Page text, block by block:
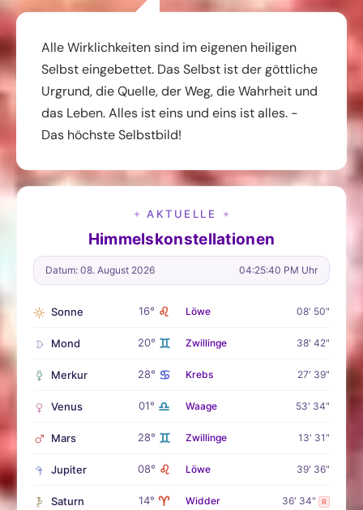
Alle Wirklichkeiten sind im eigenen heiligen
Selbst eingebettet. Das Selbst ist der göttliche
Urgrund, die Quelle, der Weg, die Wahrheit und
das Leben. Alles ist eins und eins ist alles. -
Das höchste Selbstbild!
✦ AKTUELLE ✦
Himmelskonstellationen
Datum: 08. August 2026 04:25:41 PM Uhr
Sonne 16° ♌ Löwe 08' 50"
Mond 20° ♊ Zwillinge 38' 42"
Merkur 28° ♋ Krebs 27' 39"
Venus 01° ♎ Waage 53' 34"
Mars 28° ♊ Zwillinge 13' 31"
Jupiter 08° ♌ Löwe 39' 36"
Saturn 14° ♈ Widder 36' 34" R